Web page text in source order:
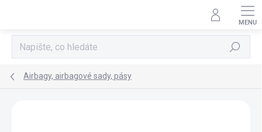
Hledat
Airbagy, airbagové sady, pásy